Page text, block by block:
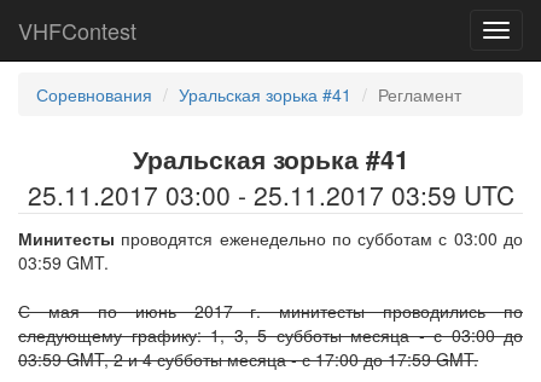
VHFContest
Соревнования Уральская зорька #41 Регламент
Уральская зорька #41
25.11.2017 03:00 - 25.11.2017 03:59 UTC
Минитесты проводятся еженедельно по субботам с 03:00 до
03:59 GMT.
С мая по июнь 2017 г. минитесты проводились по
следующему графику: 1, 3, 5 субботы месяца - с 03:00 до
03:59 GMT, 2 и 4 субботы месяца - с 17:00 до 17:59 GMT.